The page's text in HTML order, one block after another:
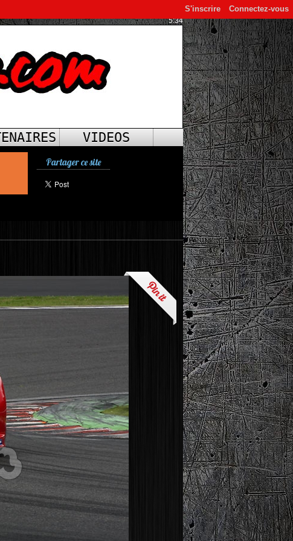
Connectez-vous
S'inscrire
5:34
VIDEOS
Partager ce site